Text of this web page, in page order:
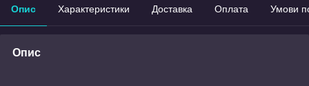
Опис Характеристики Доставка Оплата Умови
Опис